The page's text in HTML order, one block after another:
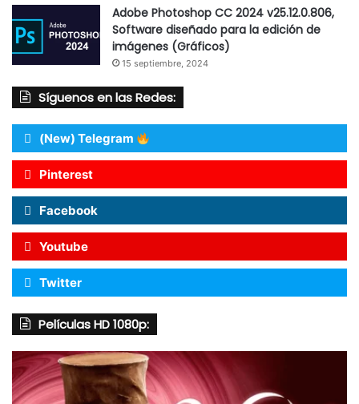
Adobe Photoshop CC 2024 v25.12.0.806,
Software diseñado para la edición de
imágenes (Gráficos)
15 septiembre, 2024
Síguenos en las Redes:
(New) Telegram
Pinterest
Facebook
Youtube
Twitter
Películas HD 1080p: